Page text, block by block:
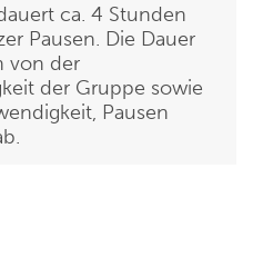
ca. 4 Stunden
Pausen. Die Dauer
von der
der Gruppe sowie
Pausen